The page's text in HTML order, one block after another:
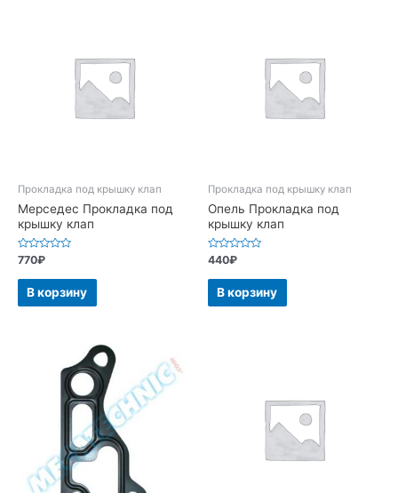
Прокладка под крышку клап
Мерседес Прокладка под
крышку клап
Оценка
из
770₽
В корзину
Прокладка под крышку клап
Опель Прокладка под
крышку клап
Оценка
из
440₽
В корзину